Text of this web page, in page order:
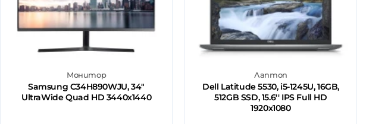
Монитор
Samsung C34H890WJU, 34"
UltraWide Quad HD 3440х1440
Лаптоп
Dell Latitude 5530, i5-1245U, 16GB,
512GB SSD, 15.6'' IPS Full HD
1920x1080